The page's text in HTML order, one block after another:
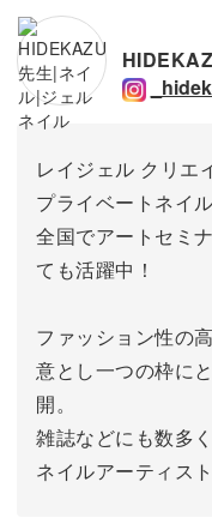
レイジェル クリエ
プライベートネイ
全国でアートセミ
ても活躍中！
ファッション性の
意とし一つの枠に
開。
雑誌などにも数多
ネイルアーティスト